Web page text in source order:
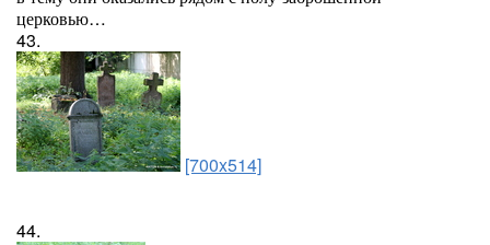
церковью…
43.
[700x514]
44.